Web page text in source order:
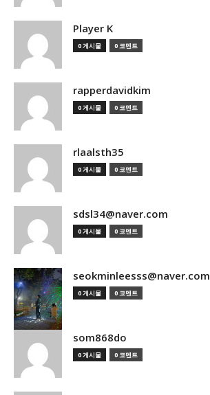
Player K
0 게시물 0 코멘트
rapperdavidkim
0 게시물 0 코멘트
rlaalsth35
0 게시물 0 코멘트
sdsl34@naver.com
0 게시물 0 코멘트
seokminleesss@naver.com
0 게시물 0 코멘트
som868do
0 게시물 0 코멘트